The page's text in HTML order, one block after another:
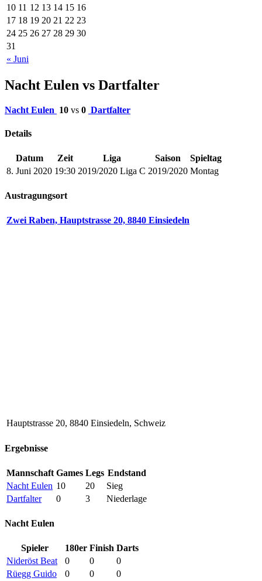
« Juni
10 11 12 13 14 15 16
17 18 19 20 21 22 23
24 25 26 27 28 29 30
31
Nacht Eulen vs Dartfalter
Nacht Eulen 10 vs 0 Dartfalter
Details
Datum Zeit Liga Saison
Spieltag
8. Juni 2020 19:30 2019/2020 Liga C 2019/2020 Montag
Austragungsort
Zwei Raben, Hauptstrasse 20, 8840 Einsiedeln
Hauptstrasse 20, 8840 Einsiedeln, Schweiz
Ergebnisse
Mannschaft Games Legs Endstand
Nacht Eulen 10 20
Sieg
Dartfalter
0 3 Niederlage
Nacht Eulen
Spieler 180er Finish Darts
Nideröst Beat
0 0
0
Rüegg Guido
0 0
0